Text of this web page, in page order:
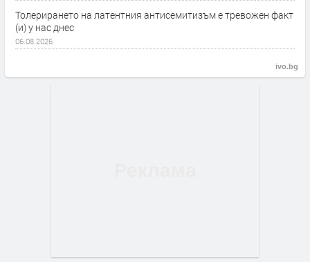
Толерирането на латентния антисемитизъм е тревожен факт
(и) у нас днес
06.08.2026
ivo.bg